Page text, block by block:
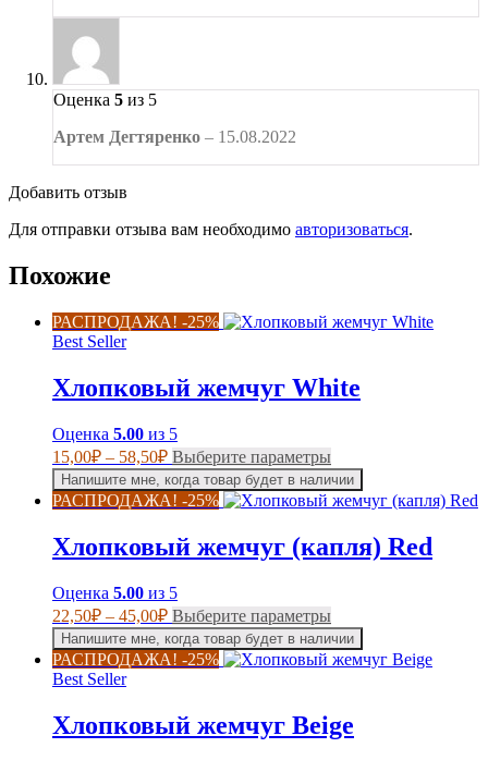
Оценка 5 из 5
Артем Дегтяренко – 15.08.2022
Добавить отзыв
Для отправки отзыва вам необходимо авторизоваться.
Похожие
РАСПРОДАЖА! -25%
Best Seller
Хлопковый жемчуг White
Оценка 5.00 из 5
15,00₽ – 58,50₽Диапазон
цен:
15,00₽
–
58,50₽
Выберите параметрыЭтот
товар
имеет
несколько
Опции
на
странице
товара.
Напишите мне, когда товар будет в наличии
РАСПРОДАЖА! -25%
Хлопковый жемчуг (капля) Red
Оценка 5.00 из 5
22,50₽ – 45,00₽Диапазон
цен:
22,50₽
–
Выберите параметрыЭтот
товар
имеет
несколько
можно
Напишите мне, когда товар будет в наличии
РАСПРОДАЖА! -25%
Best Seller
Хлопковый жемчуг Beige